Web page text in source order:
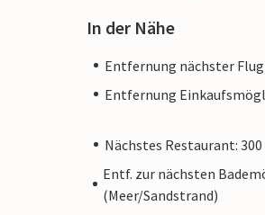
In der Nähe
Entfernung nächster
Entfernung
Nächstes Restaurant: 300
Entf. zur nächsten
(Meer/Sandstrand)